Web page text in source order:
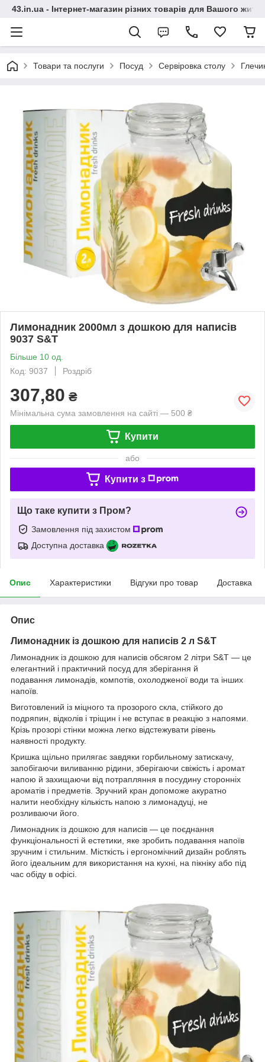
43.in.ua - Інтернет-магазин різних товарів для Вашого
Товари та послуги Посуд Сервіровка столу
Лимонадник 2000мл з дошкою для написів
9037 S&T
Більше 10 од.
Код: 9037
Роздріб
307,80 ₴
Мінімальна сума замовлення на сайті — 500 ₴
Купити
або
Купити з
Що таке купити з Пром?
Замовлення під захистом
Доступна доставка
Опис Характеристики Відгуки про товар Доставка
Опис
Лимонадник із дошкою для написів 2 л S&T
Лимонадник із дошкою для написів обсягом 2 літри S&T — це
елегантний і практичний посуд для зберігання й
подавання лимонадів, компотів, охолодженої води та інших
напоїв.
Виготовлений із міцного та прозорого скла, стійкого до
подряпин, відколів і тріщин і не вступає в реакцію з напоями.
Крізь прозорі стінки можна легко відстежувати рівень
наявності продукту.
Кришка щільно прилягає завдяки горбильному затискачу,
запобігаючи виливанню рідини, зберігаючи свіжість і аромат
напою й захищаючи від потрапляння в посудину сторонніх
ароматів і предметів. Зручний кран допоможе акуратно
налити необхідну кількість напою з лимонадуці, не
розливаючи його.
Лимонадник із дошкою для написів — це поєднання
функціональності й естетики, яке зробить подавання напоїв
зручним і стильним. Місткість і ергономічний дизайн роблять
його ідеальним для використання на кухні, на пікніку або під
час обіду в офісі.